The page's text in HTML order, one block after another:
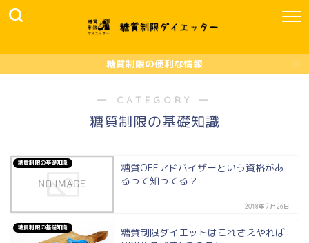
糖質制限の便利な情報
― CATEGORY ―
糖質制限の基礎知識
糖質制限の基礎知識
糖質OFFアドバイザーという資格があ
るって知ってる？
2018年7月26日
糖質制限の基礎知識
糖質制限ダイエットはこれさえやれば